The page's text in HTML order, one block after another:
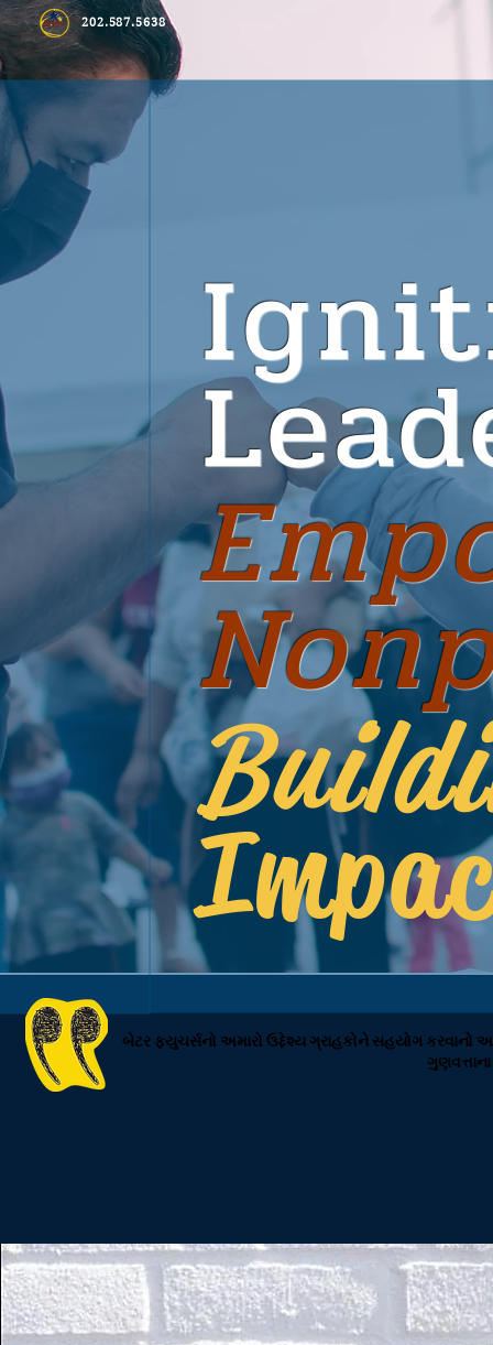
202.587.5638
બેટર ફ્યુચર્સનો અમારો ઉદ્દેશ્ય ગ્રાહકોને સહયોગ કરવાનો